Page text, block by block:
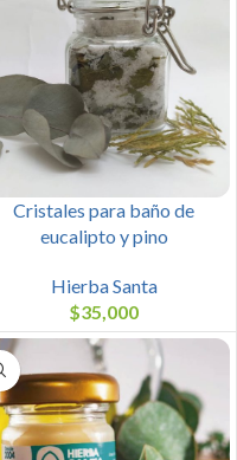
Cristales para baño de
eucalipto y pino
Hierba Santa
$35,000